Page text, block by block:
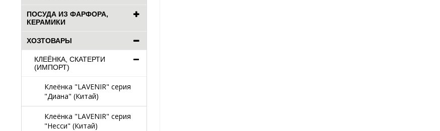
ПОСУДА ИЗ ФАРФОРА,
КЕРАМИКИ
ХОЗТОВАРЫ
КЛЕЁНКА, СКАТЕРТИ
(ИМПОРТ)
Клеёнка "LAVENIR" серия
"Диана" (Китай)
Клеёнка "LAVENIR" серия
"Несси" (Китай)